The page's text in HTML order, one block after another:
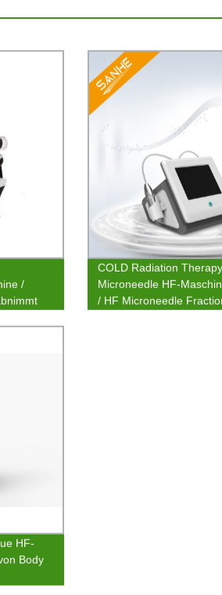
/
COLD Radiation
Microneedle HF-
/ HF Microneedle
HF-
Body